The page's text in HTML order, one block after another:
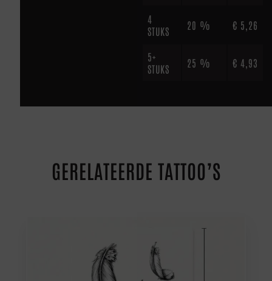
4
STUKS
20 % € 5,26
5+
STUKS
25 % € 4,93
GERELATEERDE TATTOO’S